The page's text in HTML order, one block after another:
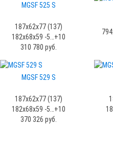
MGSF 525 S
187х62х77 (137)
182х68х59 -5…+10
310 780 руб.
МGSF 529 S
187х62х77 (137)
182х68х59 -5…+10
370 326 руб.